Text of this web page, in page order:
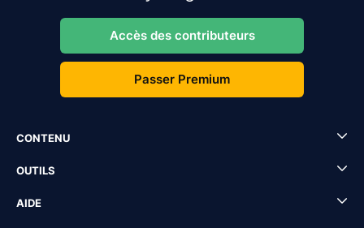
Accès des contributeurs
Passer Premium
CONTENU
OUTILS
AIDE